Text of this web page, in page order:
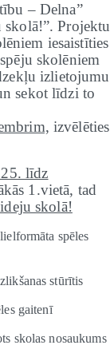
– Delna”
Projektu
iesaistīties
skolēniem
izlietojumu
sekot līdzi to
izvēlēties
līdz
1.vietā, tad
skolā!
spēles
stūrītis
gaitenī
skolas nosaukums